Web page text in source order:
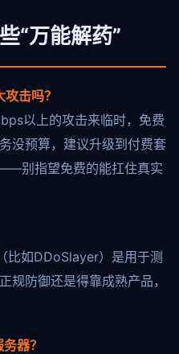
“万能解药”
击吗？
以上的攻击来临时，免费
没预算，建议升级到付费套
别指望免费的能扛住真实
比如DDoSlayer）是用于测
规防御还是得靠成熟产品，
器？